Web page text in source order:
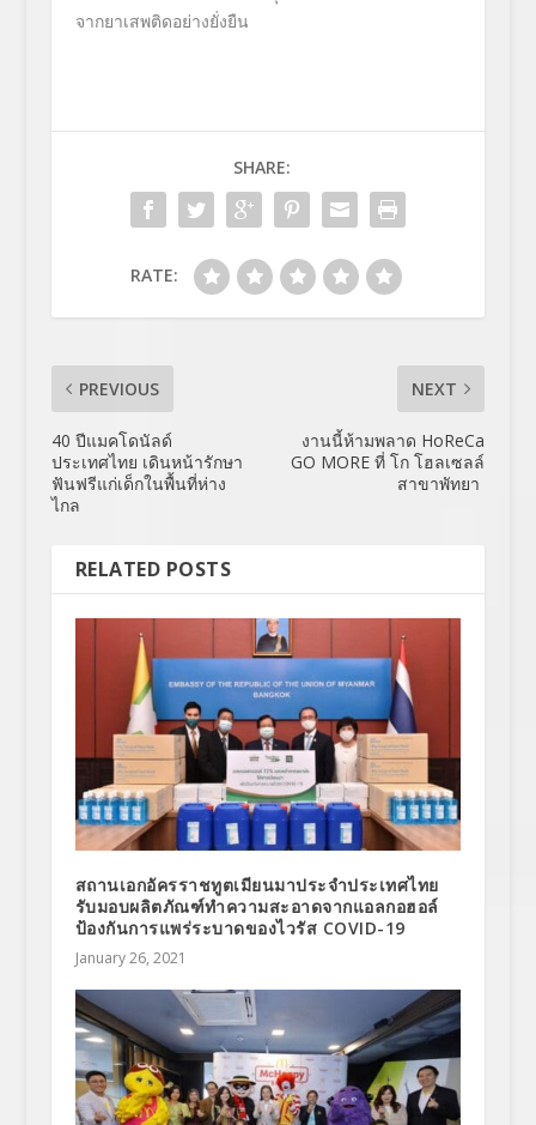
จากยาเสพติดอย่างยั่งยืน
SHARE:
RATE:
PREVIOUS
40 ปีแมคโดนัลด์
ประเทศไทย เดินหน้ารักษา
ฟันฟรีแก่เด็กในพื้นที่ห่าง
ไกล
NEXT
งานนี้ห้ามพลาด HoReCa
GO MORE ที่ โก โฮลเซลล์
สาขาพัทยา
RELATED POSTS
สถานเอกอัครราชทูตเมียนมาประจำประเทศไทย
รับมอบผลิตภัณฑ์ทำความสะอาดจากแอลกอฮอล์
ป้องกันการแพร่ระบาดของไวรัส COVID-19
January 26, 2021